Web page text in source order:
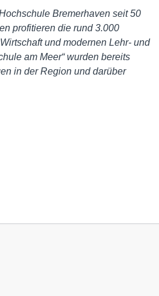
Bremerhaven seit 50
profitieren die rund 3.000
und modernen Lehr- und
am Meer“ wurden bereits
in der Region und darüber